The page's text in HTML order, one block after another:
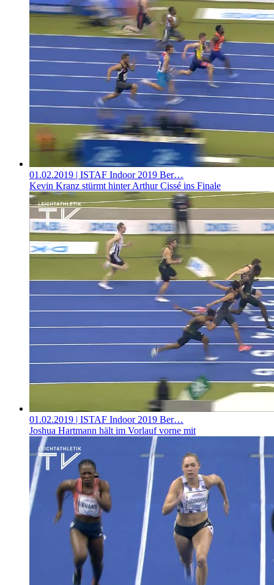
01.02.2019 | ISTAF Indoor 2019 Ber…
Kevin Kranz stürmt hinter Arthur Cissé ins Finale
01.02.2019 | ISTAF Indoor 2019 Ber…
Joshua Hartmann hält im Vorlauf vorne mit